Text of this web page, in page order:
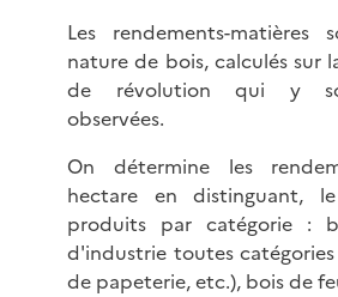
Les rendements-matières
nature de bois, calculés sur
de révolution qui y
observées.
On détermine les
hectare en distinguant,
produits par catégorie :
d'industrie toutes
de papeterie, etc.), bois de